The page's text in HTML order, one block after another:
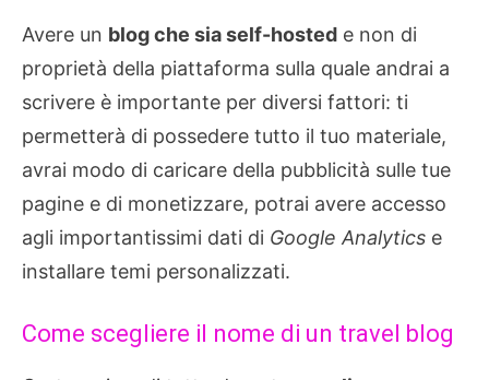
Avere un blog che sia self-hosted e non di
proprietà della piattaforma sulla quale andrai a
scrivere è importante per diversi fattori: ti
permetterà di possedere tutto il tuo materiale,
avrai modo di caricare della pubblicità sulle tue
pagine e di monetizzare, potrai avere accesso
agli importantissimi dati di Google Analytics e
installare temi personalizzati.
Come scegliere il nome di un travel blog